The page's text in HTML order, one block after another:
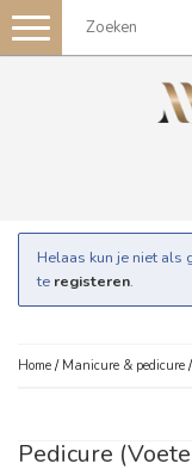
Toggle
navigation
Helaas kun je niet als
te registeren.
Home / Manicure & pedicure /
Pedicure